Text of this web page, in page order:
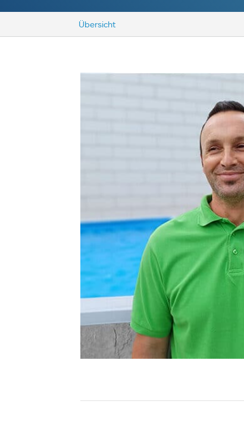
Übersicht